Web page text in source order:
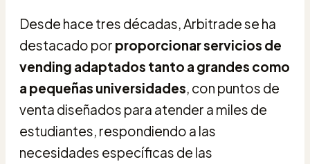
Desde hace tres décadas, Arbitrade se ha
destacado por proporcionar servicios de
vending adaptados tanto a grandes como
a pequeñas universidades, con puntos de
venta diseñados para atender a miles de
estudiantes, respondiendo a las
necesidades específicas de las